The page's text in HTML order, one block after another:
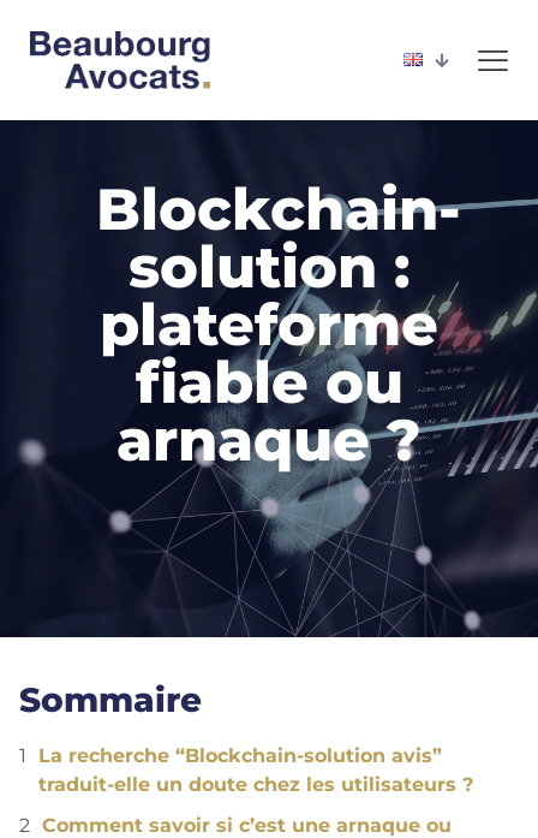
Blockchain-
solution :
plateforme
fiable ou
arnaque ?
Sommaire
La recherche “Blockchain-solution avis”
traduit-elle un doute chez les utilisateurs ?
Comment savoir si c’est une arnaque ou